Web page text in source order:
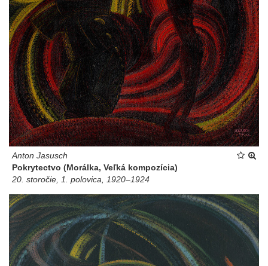
Anton Jasusch
Pokrytectvo (Morálka, Veľká kompozícia)
20. storočie, 1. polovica, 1920–1924